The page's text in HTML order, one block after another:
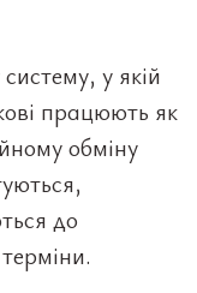
у якій
працюють як
обміну
до